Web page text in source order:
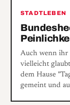
STADTLEBEN
Auch wenn ihr
vielleicht
dem Hause
gemeint und